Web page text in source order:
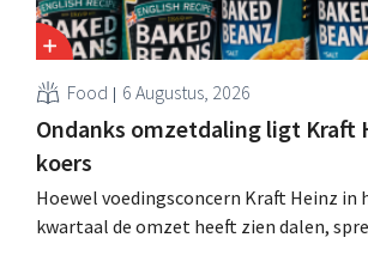
Food 6 Augustus, 2026
Ondanks omzetdaling ligt Kraft
koers
Hoewel voedingsconcern Kraft Heinz in
kwartaal de omzet heeft zien dalen,